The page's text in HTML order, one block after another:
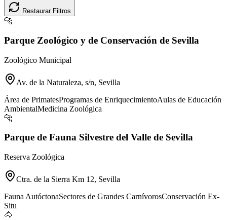
Restaurar Filtros
🐆
Parque Zoológico y de Conservación de Sevilla
Zoológico Municipal
Av. de la Naturaleza, s/n, Sevilla
Área de PrimatesProgramas de EnriquecimientoAulas de Educación
AmbientalMedicina Zoológica
🐆
Parque de Fauna Silvestre del Valle de Sevilla
Reserva Zoológica
Ctra. de la Sierra Km 12, Sevilla
Fauna AutóctonaSectores de Grandes CarnívorosConservación Ex-
Situ
🐴